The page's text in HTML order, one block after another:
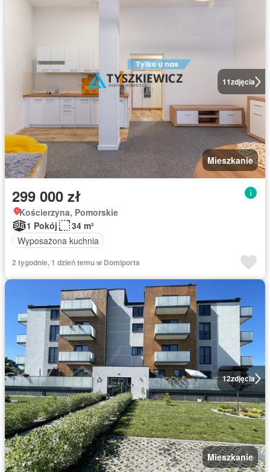
11zdjęcia
Mieszkanie
299 000 zł
Kościerzyna, Pomorskie
1 Pokój
34 m²
Wyposażona kuchnia
2 tygodnie, 1 dzień temu w Domiporta
12zdjęcia
Mieszkanie